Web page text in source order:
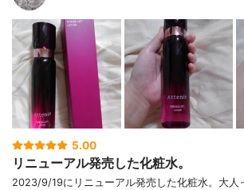
5.00
リニューアル発売した化粧水。
2023/9/19にリニューアル発売した化粧水。大人